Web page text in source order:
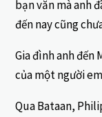
bạn văn mà anh
đến nay cũng
Gia đình anh đến
của một người
Qua Bataan,